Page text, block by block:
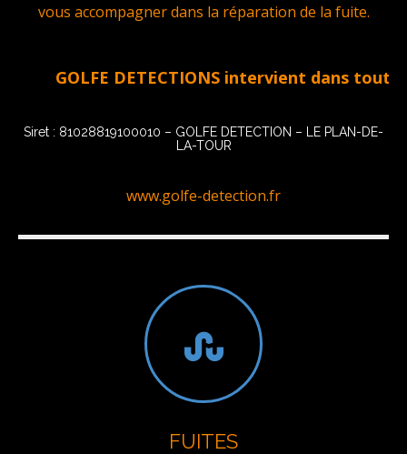
vous accompagner dans la réparation de la fuite.
GOLFE DETECTIONS intervient dans tout le
Siret : 81028819100010 – GOLFE DETECTION – LE PLAN-DE-
LA-TOUR
www.golfe-detection.fr
FUITES